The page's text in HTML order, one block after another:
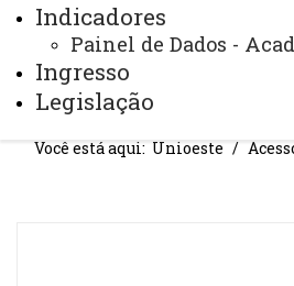
Indicadores
Painel de Dados -
Ingresso
Legislação
EDITAIS
Você está aqui: Unioeste